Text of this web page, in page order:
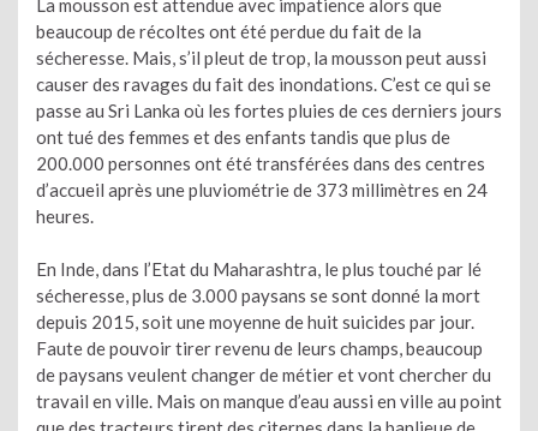
beaucoup de récoltes ont été perdue du fait de la
sécheresse. Mais, s’il pleut de trop, la mousson peut aussi
causer des ravages du fait des inondations. C’est ce qui se
passe au Sri Lanka où les fortes pluies de ces derniers jours
ont tué des femmes et des enfants tandis que plus de
200.000 personnes ont été transférées dans des centres
d’accueil après une pluviométrie de 373 millimètres en 24
heures.
En Inde, dans l’Etat du Maharashtra, le plus touché par lé
sécheresse, plus de 3.000 paysans se sont donné la mort
depuis 2015, soit une moyenne de huit suicides par jour.
Faute de pouvoir tirer revenu de leurs champs, beaucoup
de paysans veulent changer de métier et vont chercher du
travail en ville. Mais on manque d’eau aussi en ville au point